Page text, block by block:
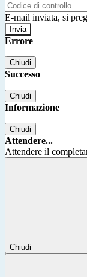
E-mail inviata, si
Errore
Chiudi
Successo
Chiudi
Informazione
Chiudi
Attendere...
Attendere il
Chiudi